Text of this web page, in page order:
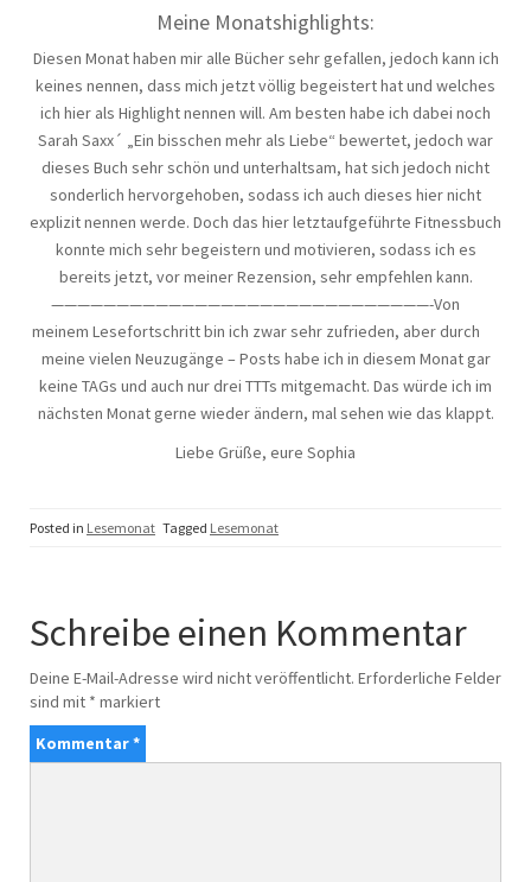
Meine Monatshighlights:
Diesen Monat haben mir alle Bücher sehr gefallen, jedoch kann ich
keines nennen, dass mich jetzt völlig begeistert hat und welches
ich hier als Highlight nennen will. Am besten habe ich dabei noch
Sarah Saxx´ „Ein bisschen mehr als Liebe“ bewertet, jedoch war
dieses Buch sehr schön und unterhaltsam, hat sich jedoch nicht
sonderlich hervorgehoben, sodass ich auch dieses hier nicht
explizit nennen werde. Doch das hier letztaufgeführte Fitnessbuch
konnte mich sehr begeistern und motivieren, sodass ich es
bereits jetzt, vor meiner Rezension, sehr empfehlen kann.
—————————————————————————————-Von
meinem Lesefortschritt bin ich zwar sehr zufrieden, aber durch
meine vielen Neuzugänge – Posts habe ich in diesem Monat gar
keine TAGs und auch nur drei TTTs mitgemacht. Das würde ich im
nächsten Monat gerne wieder ändern, mal sehen wie das klappt.
Liebe Grüße, eure Sophia
Posted in Lesemonat Tagged Lesemonat
Schreibe einen Kommentar
Deine E-Mail-Adresse wird nicht veröffentlicht. Erforderliche Felder
sind mit * markiert
Kommentar*